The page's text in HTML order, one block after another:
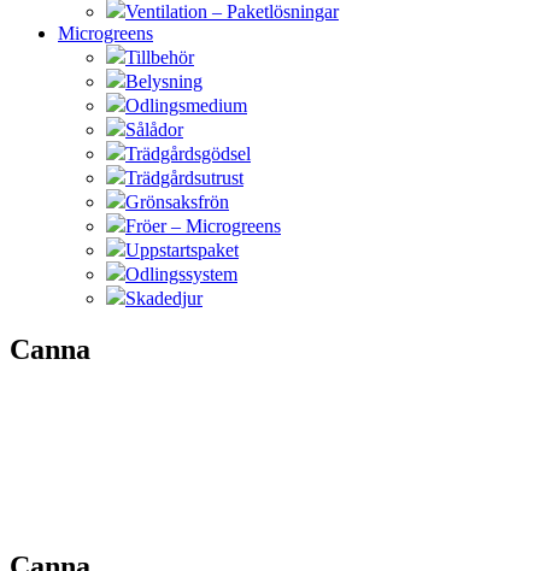
Ventilation – Paketlösningar
Microgreens
Tillbehör
Belysning
Odlingsmedium
Sålådor
Trädgårdsgödsel
Trädgårdsutrust
Grönsaksfrön
Fröer – Microgreens
Uppstartspaket
Odlingssystem
Skadedjur
Canna